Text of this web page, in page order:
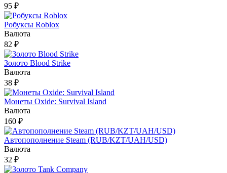
95 ₽
Робуксы Roblox
Валюта
82 ₽
Золото Blood Strike
Валюта
38 ₽
Монеты Oxide: Survival Island
Валюта
160 ₽
Автопополнение Steam (RUB/KZT/UAH/USD)
Валюта
32 ₽